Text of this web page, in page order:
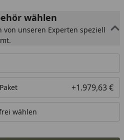
wählen
unseren Experten speziell
+1.979,63 €
wählen